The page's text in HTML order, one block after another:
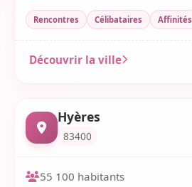
Rencontres Célibataires Affinités
Découvrir la ville
Hyères
83400
55 100 habitants